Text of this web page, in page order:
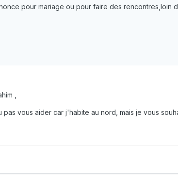
pour mariage ou pour faire des
,
pas vous aider car j'habite au nord, mais je vous